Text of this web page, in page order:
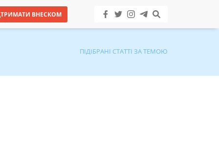
ВНЕСКОМ
ПІДІБРАНІ СТАТТІ ЗА ТЕМОЮ